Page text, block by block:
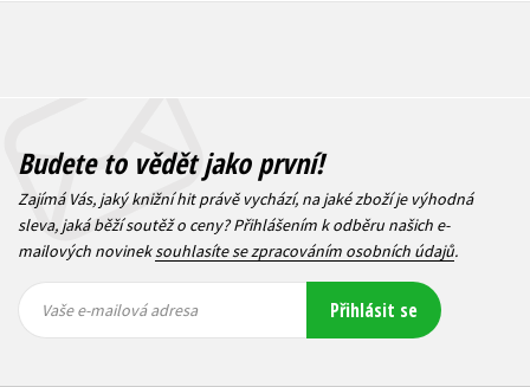
Budete to vědět jako první!
Zajímá Vás, jaký knižní hit právě vychází, na jaké zboží je výhodná
sleva, jaká běží soutěž o ceny? Přihlášením k odběru našich e-
mailových novineksouhlasíte se zpracováním osobních údajů.
mailová
mailová
Vaše e-mailová adresa Přihlásit se